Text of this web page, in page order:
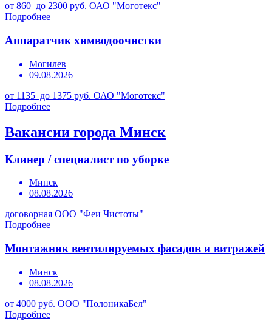
от 860 до 2300 руб. ОАО "Моготекс"
Подробнее
Аппаратчик химводоочистки
Могилев
09.08.2026
от 1135 до 1375 руб. ОАО "Моготекс"
Подробнее
Вакансии города Минск
Клинер / специалист по уборке
Минск
08.08.2026
договорная ООО "Феи Чистоты"
Подробнее
Монтажник вентилируемых фасадов и витражей
Минск
08.08.2026
от 4000 руб. ООО "ПолоникаБел"
Подробнее